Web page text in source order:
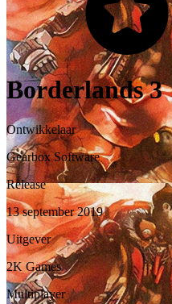
Borderlands 3
Ontwikkelaar
Gearbox Software
Release
13 september 2019
Uitgever
2K Games
Multiplayer